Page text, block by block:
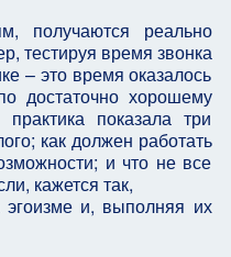
получаются реально
тестируя время звонка
– это время оказалось
достаточно хорошему
показала три
как должен работать
и что не все
кажется так,
и, выполняя их